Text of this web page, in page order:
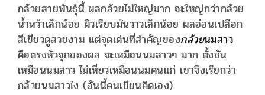
กล้วยสายพันธุ์นี้ ผลกล้วยไม่ใหญ่มาก จะใหญ่กว่ากล้วย
น้ำหว้าเล็กน้อย ผิวเรียบมันวาวเล็กน้อย ผลอ่อนเปลือก
สีเขียวดูสวยงาม แต่จุดเด่นที่สำคัญของกล้วยนมสาว
คือตรงหัวจุกของผล จะเหมือนนมสาวๆ มาก ตั้งชัน
เหมือนนมสาว ไม่เหี่ยวเหมือนนมคนแก่ เขาจึงเรียกว่า
กล้วยนมสาวไง (อันนี้คนเขียนคิดเอง)